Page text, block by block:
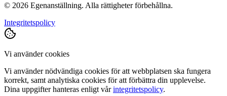
© 2026 Egenanställning. Alla rättigheter förbehållna.
Integritetspolicy
Vi använder cookies
Vi använder nödvändiga cookies för att webbplatsen ska fungera
korrekt, samt analytiska cookies för att förbättra din upplevelse.
Dina uppgifter hanteras enligt vår integritetspolicy.